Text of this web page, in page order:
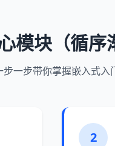
模块（循序
步一步带你掌握嵌入式入
2